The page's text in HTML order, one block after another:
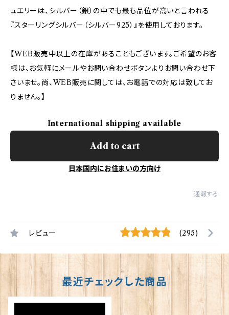
ュエリーは、シルバー（銀）の中でも最も品位が高いと言われる
『スターリングシルバー（シルバー925）』を使用しております。
【WEB販売中以上の在庫があることもございます。ご希望のお客
様は、お気軽にメールやお問い合わせボタンよりお問い合わせ下
さいませ。尚、WEB販売に関しては、お電話での対応は致してお
りません。】
International shipping available
Add to cart
日本国内にお住まいの方向け
通報する
レビュー (295)
最近チェックした商品